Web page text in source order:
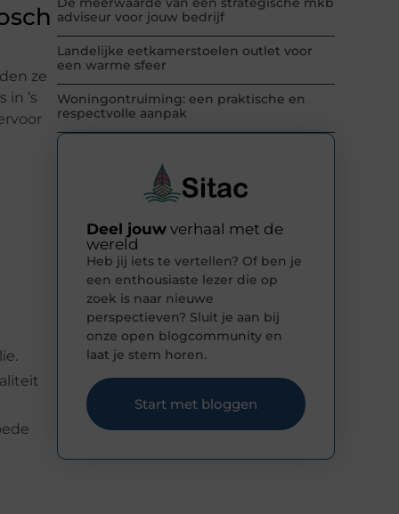
ze
’s
adviseur voor jouw bedrijf
Landelijke eetkamerstoelen outlet voor
een warme sfeer
Woningontruiming: een praktische en
respectvolle aanpak
Deel jouw verhaal met de
wereld
Heb jij iets te vertellen? Of ben je
een enthousiaste lezer die op
zoek is naar nieuwe
perspectieven? Sluit je aan bij
onze open blogcommunity en
laat je stem horen.
Start met bloggen